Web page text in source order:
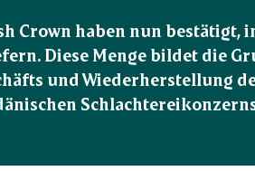
Crown haben nun bestätigt,
Diese Menge bildet die
und Wiederherstellung